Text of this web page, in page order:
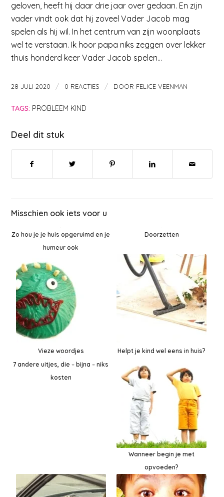
geloven, heeft hij daar drie jaar over gedaan. En zijn
vader vindt ook dat hij zoveel Vader Jacob mag
spelen als hij wil. In het centrum van zijn woonplaats
wel te verstaan. Ik hoor papa niks zeggen over lekker
thuis honderd keer Vader Jacob spelen…
28 JULI 2020 / 0 REACTIES / DOOR FELICE VEENMAN
TAGS: PROBLEEM KIND
Deel dit stuk
Misschien ook iets voor u
Zo hou je je huis opgeruimd en je
humeur ook
Doorzetten
Vieze woordjes
Helpt je kind wel eens in huis?
7 andere uitjes, die – bijna – niks
kosten
Wanneer begin je met
opvoeden?